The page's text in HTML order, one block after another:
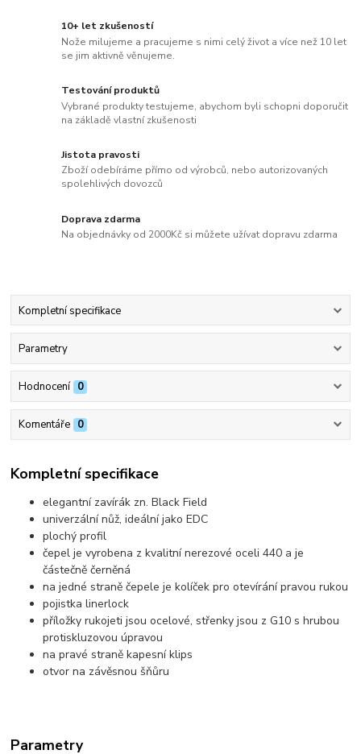
10+ let zkušeností
Nože milujeme a pracujeme s nimi celý život a více než 10 let
se jim aktivně věnujeme.
Testování produktů
Vybrané produkty testujeme, abychom byli schopni doporučit
na základě vlastní zkušenosti
Jistota pravosti
Zboží odebíráme přímo od výrobců, nebo autorizovaných
spolehlivých dovozců
Doprava zdarma
Na objednávky od 2000Kč si můžete užívat dopravu zdarma
Kompletní specifikace
Parametry
Hodnocení 0
Komentáře 0
Kompletní specifikace
elegantní zavírák zn. Black Field
univerzální nůž, ideální jako EDC
plochý profil
čepel je vyrobena z kvalitní nerezové oceli 440 a je
částečně černěná
na jedné straně čepele je kolíček pro otevírání pravou rukou
pojistka linerlock
příložky rukojeti jsou ocelové, střenky jsou z G10 s hrubou
protiskluzovou úpravou
na pravé straně kapesní klips
otvor na závěsnou šňůru
Parametry